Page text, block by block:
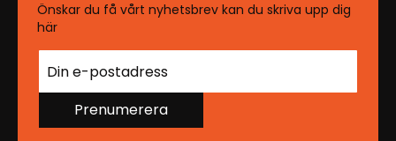
Önskar du få vårt nyhetsbrev kan du skriva upp dig
här
Prenumerera